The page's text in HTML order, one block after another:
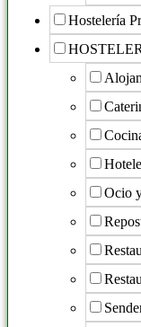
Hostelería
Ocio